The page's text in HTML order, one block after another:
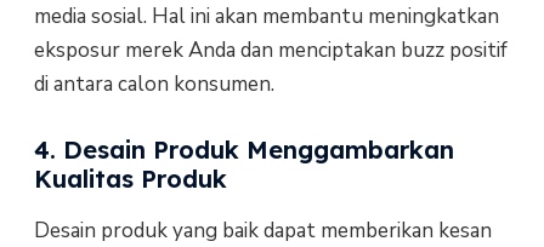
media sosial. Hal ini akan membantu meningkatkan
eksposur merek Anda dan menciptakan buzz positif
di antara calon konsumen.
4. Desain Produk Menggambarkan
Kualitas Produk
Desain produk yang baik dapat memberikan kesan